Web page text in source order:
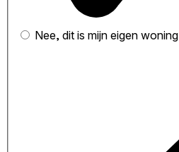
Nee, dit is mijn eigen woning